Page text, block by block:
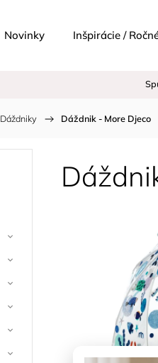
Novinky Inšpirácie /
Dáždniky / Dáždnik - More Djeco